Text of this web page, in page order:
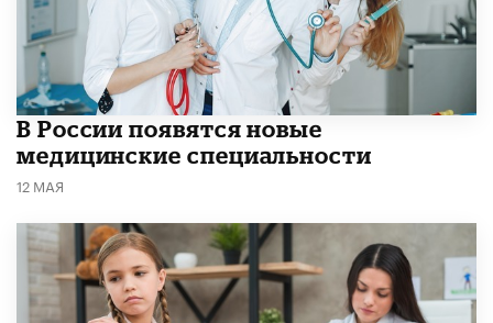
В России появятся новые
медицинские специальности
12 МАЯ